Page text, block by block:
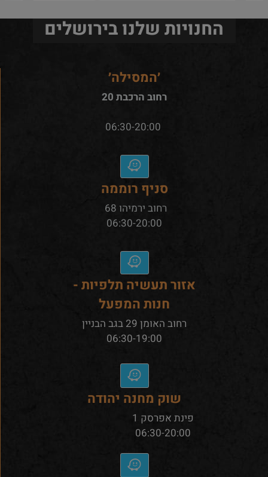
החנויות שלנו בירושלים
׳המסילה׳
רחוב הרכבת 20
סניף רוממה
רחוב ירמיהו 68
06:30-20:00
אזור תעשיה תלפיות -
חנות המפעל
רחוב האומן 29 בגב הבניין
06:30-19:00
שוק מחנה יהודה
פינת אפרסק 1
06:30-20:00